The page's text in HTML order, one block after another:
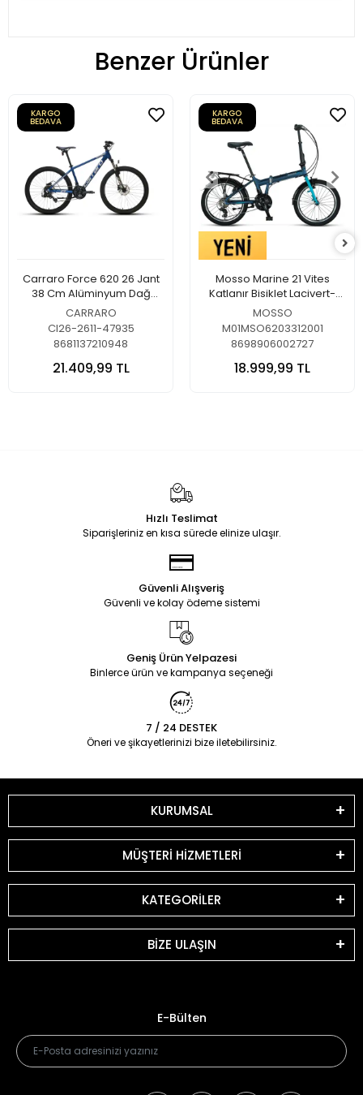
Benzer Ürünler
KARGO
BEDAVA
Carraro Force 620 26 Jant
38 Cm Alüminyum Dağ
Bisikleti Metalik Mavi-Gümüş
CARRARO
CI26-2611-47935
8681137210948
21.409,99 TL
KARGO
BEDAVA
Mosso Marine 21 Vites
Katlanır Bisiklet Lacivert-
Turkuaz
MOSSO
M01MSO6203312001
8698906002727
18.999,99 TL
Hızlı Teslimat
Siparişleriniz en kısa sürede elinize ulaşır.
Güvenli Alışveriş
Güvenli ve kolay ödeme sistemi
Geniş Ürün Yelpazesi
Binlerce ürün ve kampanya seçeneği
7 / 24 DESTEK
Öneri ve şikayetlerinizi bize iletebilirsiniz.
KURUMSAL
MÜŞTERİ HİZMETLERİ
KATEGORİLER
BİZE ULAŞIN
E-Bülten